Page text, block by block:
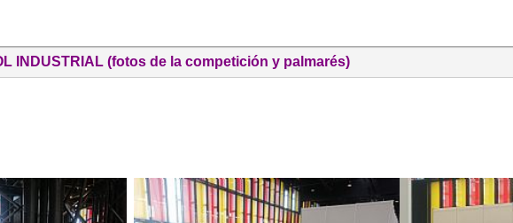
INDUSTRIAL (fotos de la competición y palmarés)